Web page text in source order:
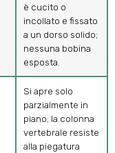
è cucito o
incollato e fissato
a un dorso solido;
nessuna bobina
esposta.
Si apre solo
parzialmente in
piano; la colonna
vertebrale resiste
alla piegatura